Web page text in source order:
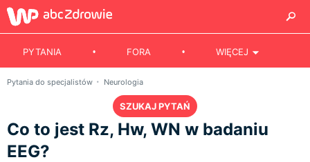
PYTANIA FORA WIĘCEJ
Pytania do specjalistów Neurologia
SZUKAJ PYTAŃ
Co to jest Rz, Hw, WN w badaniu
EEG?